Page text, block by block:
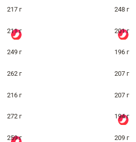
217 г 248 г
211 г 201 г
249 г 196 г
262 г 207 г
216 г 207 г
272 г 194 г
259 г 209 г